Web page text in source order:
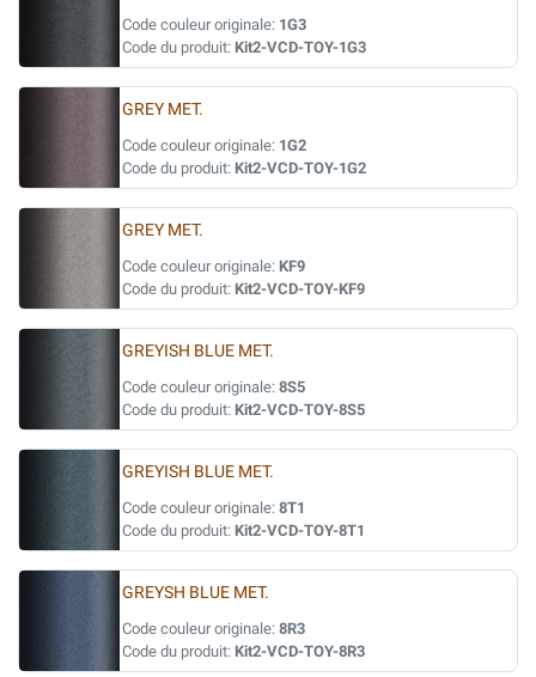
Code couleur originale: 1G3
Code du produit: Kit2-VCD-TOY-1G3
GREY MET.
Code couleur originale: 1G2
Code du produit: Kit2-VCD-TOY-1G2
GREY MET.
Code couleur originale: KF9
Code du produit: Kit2-VCD-TOY-KF9
GREYISH BLUE MET.
Code couleur originale: 8S5
Code du produit: Kit2-VCD-TOY-8S5
GREYISH BLUE MET.
Code couleur originale: 8T1
Code du produit: Kit2-VCD-TOY-8T1
GREYSH BLUE MET.
Code couleur originale: 8R3
Code du produit: Kit2-VCD-TOY-8R3